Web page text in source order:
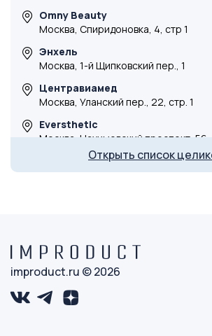
Omny Beauty
Москва, Спиридоновка, 4, стр 1
Энхель
Москва, 1-й Щипковский пер., 1
Центравиамед
Москва, Уланский пер., 22, стр. 1
Eversthetic
Москва, Нахимовский проспект, 56
ул. Маргелова, 3 к3
Открыть список
improduct.ru © 2026